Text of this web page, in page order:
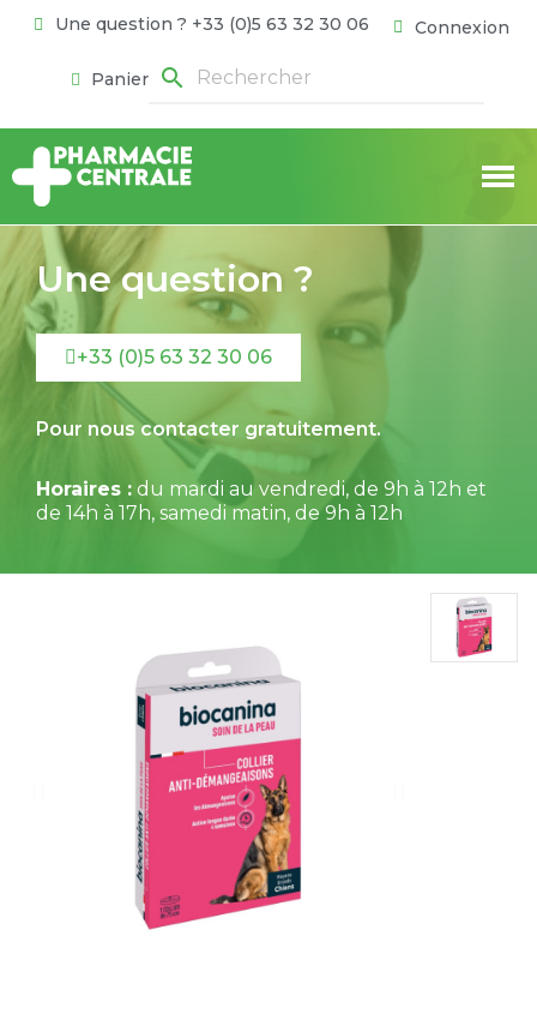
Une question ? +33 (0)5 63 32 30 06 Connexion
Panier search
Une question ?
+33 (0)5 63 32 30 06
Pour nous contacter gratuitement.
Horaires : du mardi au vendredi, de 9h à 12h et
de 14h à 17h, samedi matin, de 9h à 12h